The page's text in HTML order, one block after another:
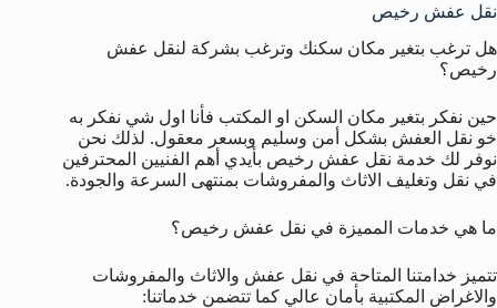
نقل عفش رخيص
هل ترغب بتغير مكان سكنك وترغب بشركة لنقل عفش
رخيص؟
حين نفكر بتغير مكان السكن او المكتب فأنا اول شي نفكر به
خو نقل العفش بشكل أمن وسليم وبسعر معقول. لذلك نحن
نوفر لك خدمة نقل عفش رخيص بأيدي أهم الفنيين المحترفين
في نقل وتغليف الاثاث والمفروشات بمنتهى السرعة والجودة.
ما هي خدمات المميزة في نقل عفش رخيص؟
تتميز خدامتنا المتاحة في نقل عفش والاثاث والمفروشات
والاغراض المكتبية بأمان عالي كما تتضمن خدماتنا: